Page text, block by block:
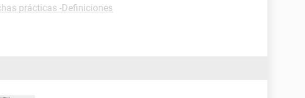
prácticas -Definiciones